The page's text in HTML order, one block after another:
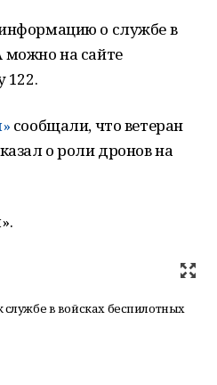
о службе в
на сайте
122.
сообщали, что ветеран
о роли дронов на
в войсках беспилотных